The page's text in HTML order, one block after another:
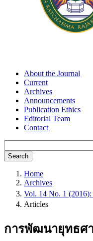
About the Journal
Current
Archives
Announcements
Publication Ethics
Editorial Team
Contact
Search
Home
Archives
Vol. 14 No. 1
Articles
การพัฒนายุทธศ